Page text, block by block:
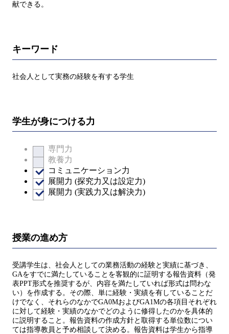
献できる。
キーワード
社会人として実務の経験を有する学生
学生が身につける力
専門力
教養力
コミュニケーション力
展開力 (探究力又は設定力)
展開力 (実践力又は解決力)
授業の進め方
受講学生は、社会人としての業務活動の経験と実績に基づき、
GAをすでに満たしていることを客観的に証明する報告資料（発
表PPT形式を推奨するが、内容を満たしていれば形式は問わな
い）を作成する。その際、単に経験・実績を有していることだ
けでなく、それらのなかでGA0MおよびGA1Mの各項目それぞれ
に対して経験・実績のなかでどのように修得したのかを具体的
に説明すること。報告資料の作成方針と取得する単位数につい
ては指導教員と予め相談して決める。報告資料は学生から指導